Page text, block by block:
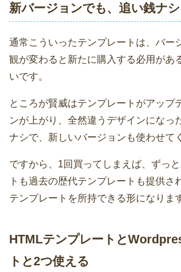
新バージョンでも、追い銭ナシ
通常こういったテンプレートは、バー
観が変わると新たに購入する必用があ
いです。
ところが賢威はテンプレートがアップ
ンが上がり、全然違うデザインになっ
ナシで、新しいバージョンも使わせて
ですから、1回買ってしまえば、ずっ
トも過去の歴代テンプレートも提供さ
テンプレートを所持できる形になりま
HTMLテンプレートと
トと2つ使える